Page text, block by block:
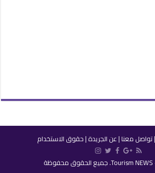
|تواصل معنا |عن الجريدة |حقوق الاستخدام